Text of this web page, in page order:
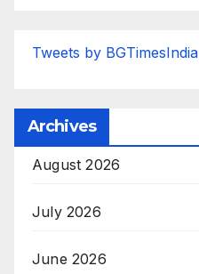
Tweets by BGTimesIndia
Archives
August 2026
July 2026
June 2026